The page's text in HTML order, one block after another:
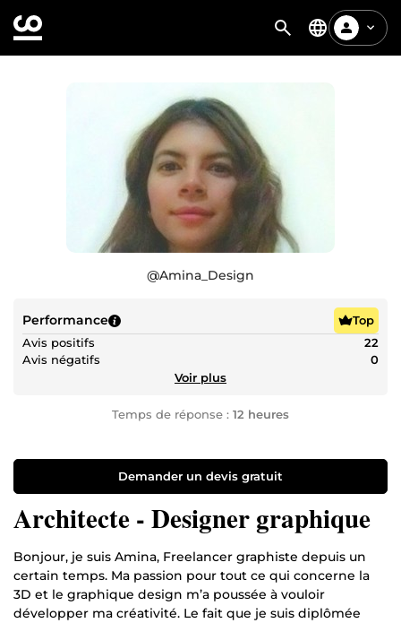
@Amina_Design
Performance
Top
Avis positifs
22
Avis négatifs
0
Voir plus
Temps de réponse : 12 heures
Demander un devis gratuit
Architecte - Designer graphique
Bonjour, je suis Amina, Freelancer graphiste depuis un
certain temps. Ma passion pour tout ce qui concerne la
3D et le graphique design m’a poussée à vouloir
développer ma créativité. Le fait que je suis diplômée